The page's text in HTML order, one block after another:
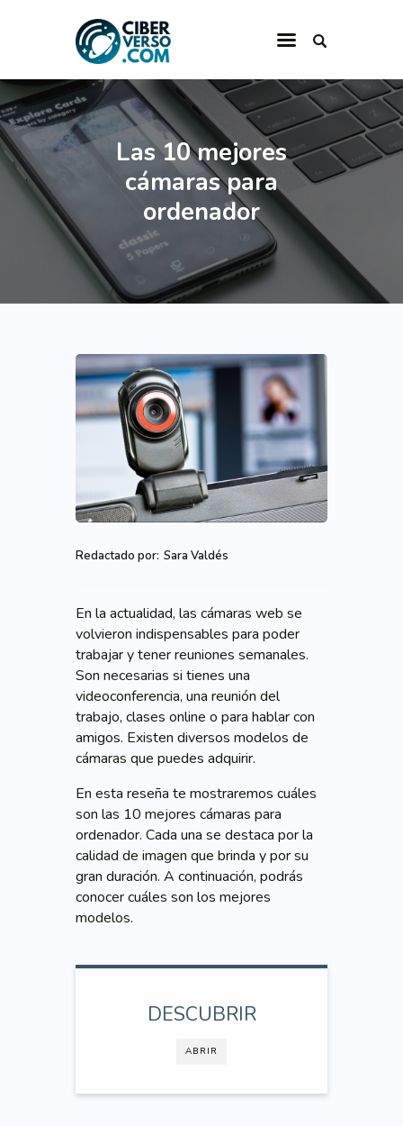
Las 10 mejores
cámaras para
ordenador
INICIO
CATEGORÍAS
QUIÉNES SOMOS
Redactado por: Sara Valdés
En la actualidad, las cámaras web se
volvieron indispensables para poder
trabajar y tener reuniones semanales.
Son necesarias si tienes una
videoconferencia, una reunión del
trabajo, clases online o para hablar con
amigos. Existen diversos modelos de
cámaras que puedes adquirir.
En esta reseña te mostraremos cuáles
son las 10 mejores cámaras para
ordenador. Cada una se destaca por la
calidad de imagen que brinda y por su
gran duración. A continuación, podrás
conocer cuáles son los mejores
modelos.
ABRIR
DESCUBRIR